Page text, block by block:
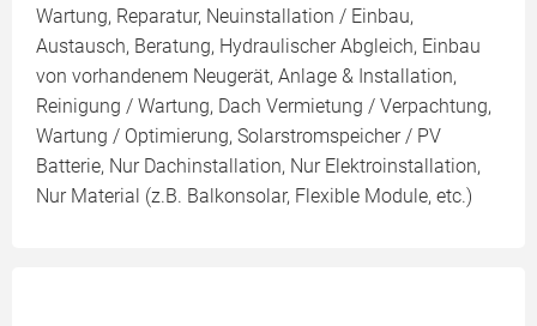
Wartung, Reparatur, Neuinstallation / Einbau,
Austausch, Beratung, Hydraulischer Abgleich, Einbau
von vorhandenem Neugerät, Anlage & Installation,
Reinigung / Wartung, Dach Vermietung / Verpachtung,
Wartung / Optimierung, Solarstromspeicher / PV
Batterie, Nur Dachinstallation, Nur Elektroinstallation,
Nur Material (z.B. Balkonsolar, Flexible Module, etc.)